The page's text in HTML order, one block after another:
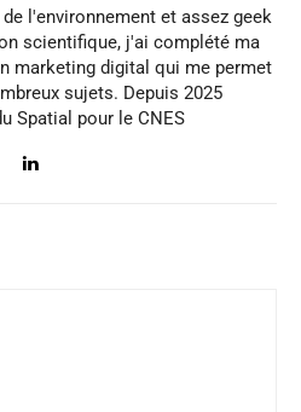
l'environnement et assez geek
scientifique, j'ai complété ma
marketing digital qui me permet
sujets. Depuis 2025
Spatial pour le CNES